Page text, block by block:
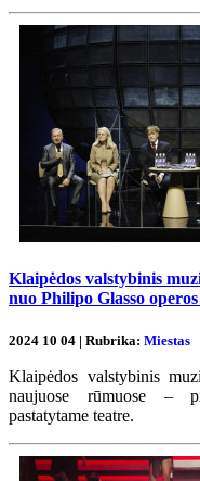
Klaipėdos valstybinis
nuo Philipo Glasso
2024 10 04 | Rubrika: Miestas
Klaipėdos valstybinis
naujuose rūmuose –
pastatytame teatre.